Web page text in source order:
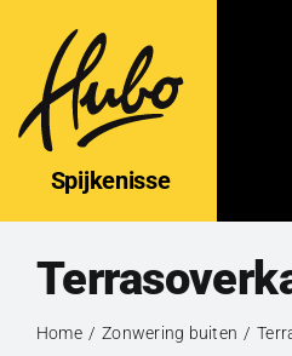
inhoud
Spijkenisse
Home Zonwering buiten